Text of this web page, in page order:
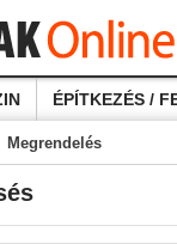
ÉPÍTKEZÉS /
Megrendelés